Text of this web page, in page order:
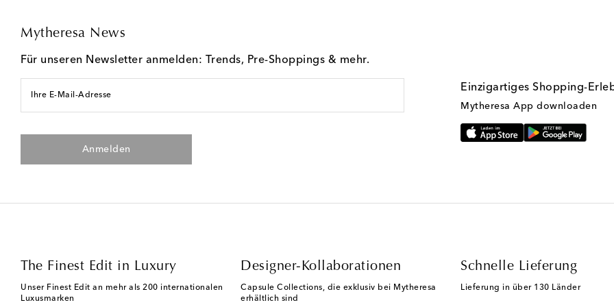
Mytheresa News
Für unseren Newsletter anmelden: Trends, Pre-Shoppings & mehr.
Ihre E-Mail-Adresse
Anmelden
Einzigartiges Shopping-
Mytheresa App downloaden
The Finest Edit in Luxury
Unser Finest Edit an mehr als 200 internationalen
Luxusmarken
Designer-Kollaborationen
Capsule Collections, die exklusiv bei Mytheresa
erhältlich sind
Schnelle Lieferung
Lieferung in über 130 Länder